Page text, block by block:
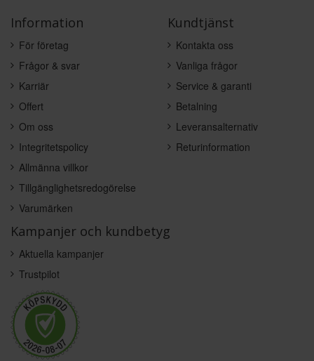
Information
För företag
Frågor & svar
Karriär
Offert
Om oss
Integritetspolicy
Allmänna villkor
Tillgänglighetsredogörelse
Varumärken
Kundtjänst
Kontakta oss
Vanliga frågor
Service & garanti
Betalning
Leveransalternativ
Returinformation
Kampanjer och kundbetyg
Aktuella kampanjer
Trustpilot